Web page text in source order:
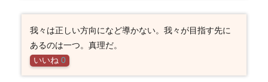
我々は正しい方向になど導かない。我々が目指す先に
あるのは一つ。真理だ。
いいね 0